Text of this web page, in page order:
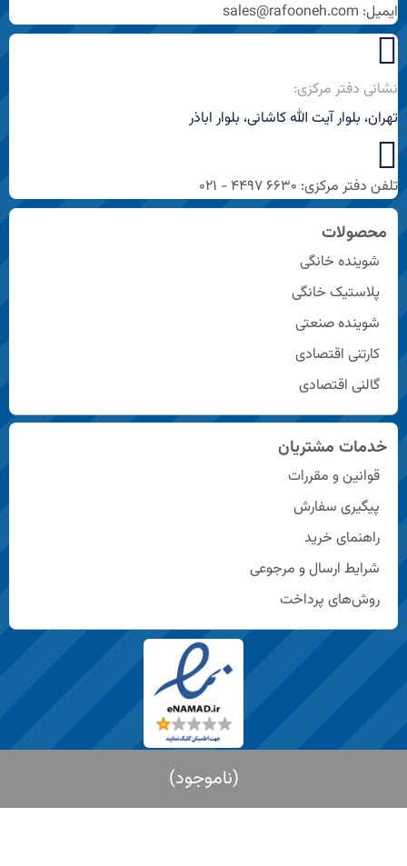
ناموجود
ایمیل: sales@rafooneh.com
نشانی دفتر مرکزی:
تهران، بلوار آیت الله کاشانی، بلوار اباذر
تلفن دفتر مرکزی: ۶۶۳۰ ۴۴۹۷ - ۰۲۱
محصولات
شوینده خانگی
پلاستیک خانگی
شوینده صنعتی
کارتنی اقتصادی
گالنی اقتصادی
خدمات مشتریان
قوانین و مقررات
پیگیری سفارش
راهنمای خرید
شرایط ارسال و مرجوعی
روش‌های پرداخت
© تمامی حقوق این سایت متعلق به شرکت زلال شیمی لیا است.